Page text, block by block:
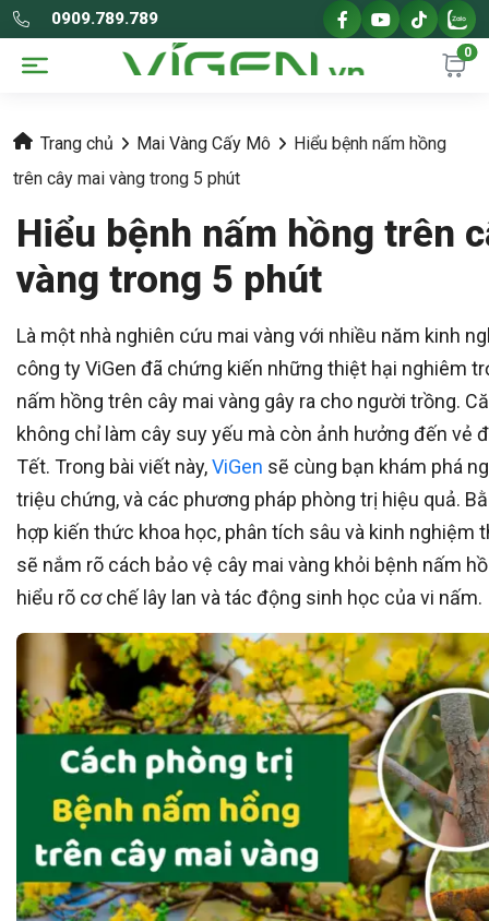
0909.789.789
0
Trang chủ Mai Vàng Cấy Mô
Hiểu bệnh nấm hồng
trên cây mai vàng trong 5 phút
Hiểu bệnh nấm hồng trên
vàng trong 5 phút
Là một nhà nghiên cứu mai vàng với nhiều năm kinh
công ty ViGen đã chứng kiến những thiệt hại nghiêm
nấm hồng trên cây mai vàng gây ra cho người trồng.
không chỉ làm cây suy yếu mà còn ảnh hưởng đến vẻ
Tết. Trong bài viết này,ViGen sẽ cùng bạn khám phá
triệu chứng, và các phương pháp phòng trị hiệu quả.
hợp kiến thức khoa học, phân tích sâu và kinh nghiệm
sẽ nắm rõ cách bảo vệ cây mai vàng khỏi bệnh nấm
hiểu rõ cơ chế lây lan và tác động sinh học của vi nấm.